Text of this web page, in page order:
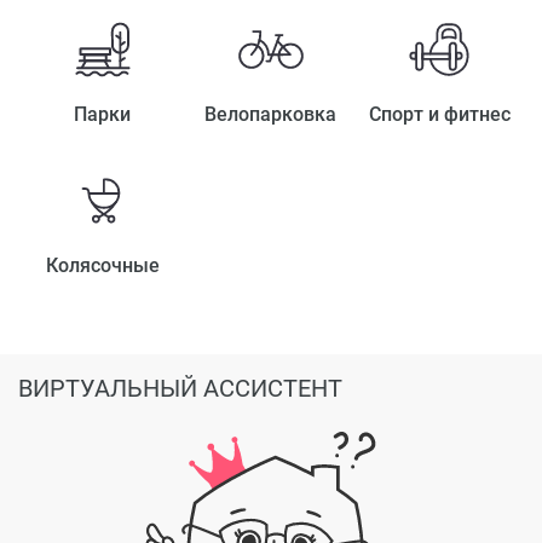
Парки Велопарковка Спорт и фитнес
Колясочные
ВИРТУАЛЬНЫЙ АССИСТЕНТ